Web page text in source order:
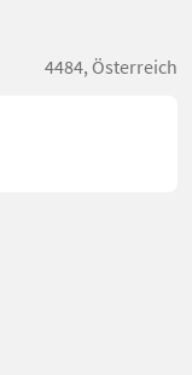
4484, Österreich